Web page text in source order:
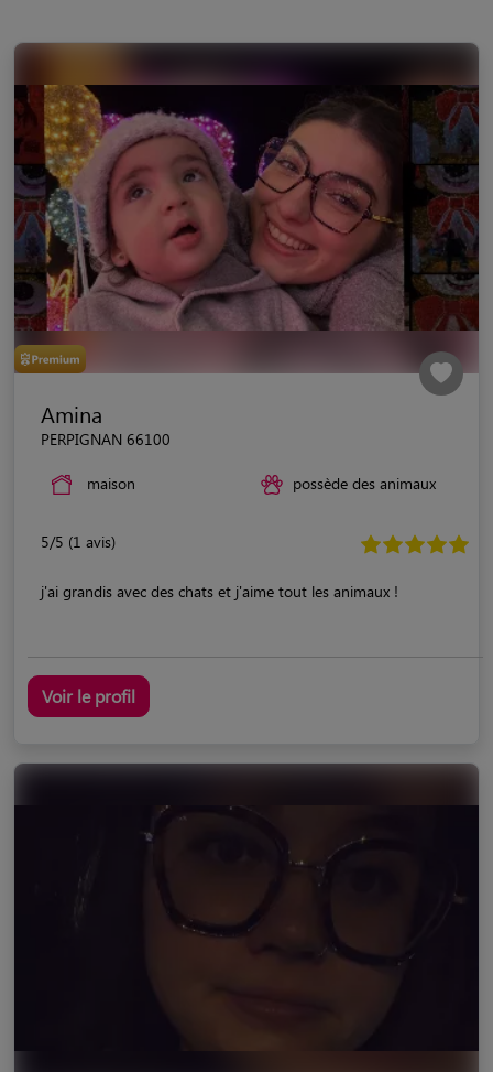
Amina
PERPIGNAN 66100
maison possède des animaux
5/5 (1 avis)
j'ai grandis avec des chats et j'aime tout les animaux !
Voir le profil